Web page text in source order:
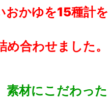
おかゆを15種計
め合わせました。
素材にこだわっ